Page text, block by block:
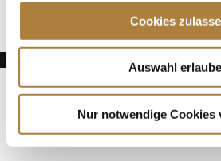
Cookies
Auswahl
Nur notwendige Cookies